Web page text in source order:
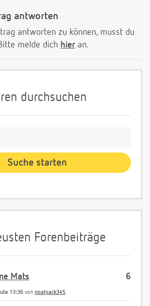
antworten
antworten zu können, musst du
melde dich hier an.
durchsuchen
Forenbeiträge
6
Mats
13:36 von noahjack345